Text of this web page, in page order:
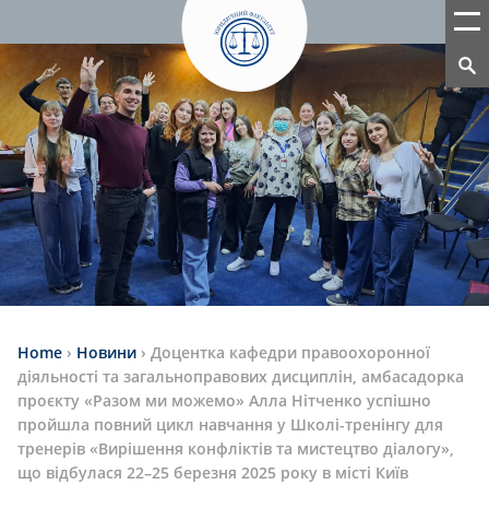
Home › Новини › Доцентка кафедри правоохоронної
діяльності та загальноправових дисциплін, амбасадорка
проєкту «Разом ми можемо» Алла Нітченко успішно
пройшла повний цикл навчання у Школі-тренінгу для
тренерів «Вирішення конфліктів та мистецтво діалогу»,
що відбулася 22–25 березня 2025 року в місті Київ